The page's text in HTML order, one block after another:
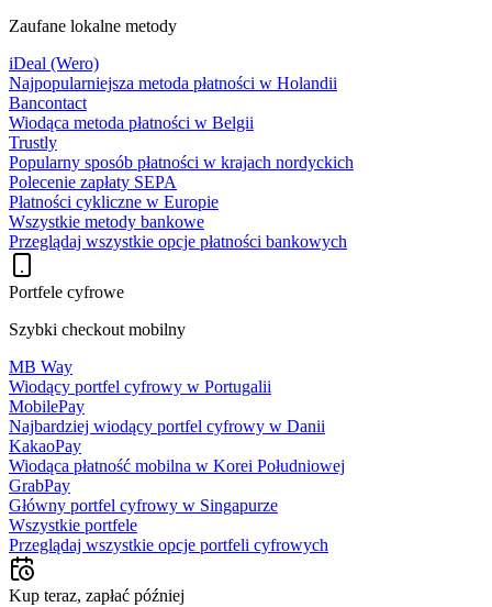
Zaufane lokalne metody
iDeal (Wero)
Najpopularniejsza metoda płatności w Holandii
Bancontact
Wiodąca metoda płatności w Belgii
Trustly
Popularny sposób płatności w krajach nordyckich
Polecenie zapłaty SEPA
Płatności cykliczne w Europie
Wszystkie metody bankowe
Przeglądaj wszystkie opcje płatności bankowych
Portfele cyfrowe
Szybki checkout mobilny
MB Way
Wiodący portfel cyfrowy w Portugalii
MobilePay
Najbardziej wiodący portfel cyfrowy w Danii
KakaoPay
Wiodąca płatność mobilna w Korei Południowej
GrabPay
Główny portfel cyfrowy w Singapurze
Wszystkie portfele
Przeglądaj wszystkie opcje portfeli cyfrowych
Kup teraz, zapłać później